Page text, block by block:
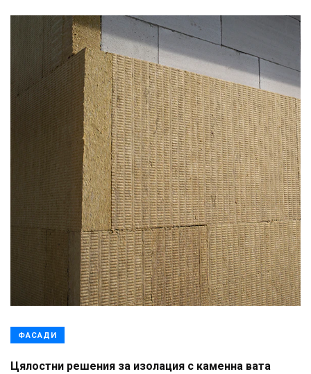
ФАСАДИ
Цялостни решения за изолация с каменна вата